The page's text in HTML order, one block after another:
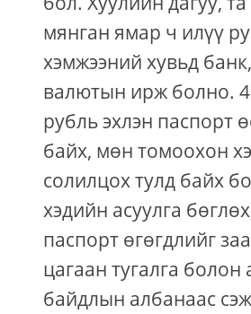
мянган ямар ч илүү
хэмжээний хувьд
валютын ирж болно.
рубль эхлэн паспорт
байх, мөн томоохон
солилцох тулд байх
хэдийн асуулга
паспорт өгөгдлийг
цагаан тугалга болон
байдлын албанаас